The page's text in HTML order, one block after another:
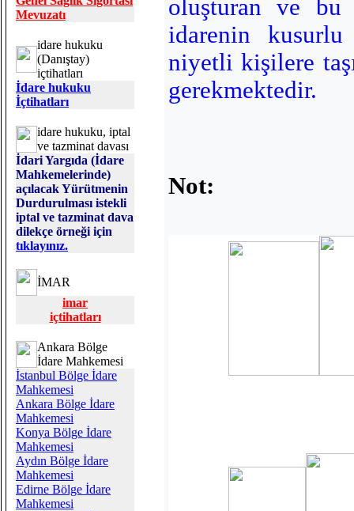
Mevuzatı
idare hukuku
(Danıştay)
içtihatları
İdare hukuku
İçtihatları
idare hukuku, iptal
ve tazminat davası
İdari Yargıda (İdare
Mahkemelerinde)
açılacak Yürütmenin
Durdurulması istekli
iptal ve tazminat dava
dilekçe örneği için
tıklayınız.
İMAR
imar
içtihatları
Ankara Bölge
İdare Mahkemesi
İstanbul Bölge İdare
Mahkemesi
Ankara Bölge İdare
Mahkemesi
Konya Bölge İdare
Mahkemesi
Aydın Bölge İdare
Mahkemesi
Edirne Bölge İdare
Mahkemesi
oluşturan ve bu
idarenin kusurlu
niyetli kişilere
gerekmektedir.
Not: